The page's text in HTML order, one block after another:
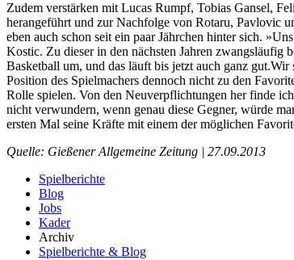
Zudem verstärken mit Lucas Rumpf, Tobias Gansel,
herangeführt und zur Nachfolge von Rotaru, Pavlovic
eben auch schon seit ein paar Jährchen hinter sich.
Kostic. Zu dieser in den nächsten Jahren zwangsläufig
Basketball um, und das läuft bis jetzt auch ganz
Position des Spielmachers dennoch nicht zu den
Rolle spielen. Von den Neuverpflichtungen her finde
nicht verwundern, wenn genau diese Gegner, würde
ersten Mal seine Kräfte mit einem der möglichen
Quelle: Gießener Allgemeine Zeitung | 27.09.2013
Spielberichte
Blog
Jobs
Kader
Archiv
Spielberichte & Blog